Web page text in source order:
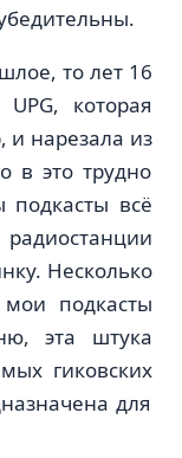
то лет 16
которая
и нарезала из
в это трудно
подкасты всё
Несколько
подкасты
эта штука
гиковских
для